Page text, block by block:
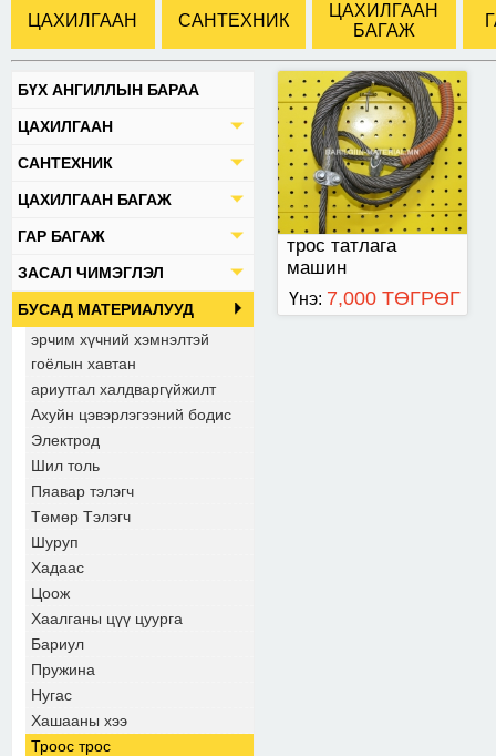
ЦАХИЛГААН САНТЕХНИК
ЦАХИЛГААН
БАГАЖ
БҮХ АНГИЛЛЫН БАРАА
ЦАХИЛГААН
САНТЕХНИК
ЦАХИЛГААН БАГАЖ
ГАР БАГАЖ
ЗАСАЛ ЧИМЭГЛЭЛ
БУСАД МАТЕРИАЛУУД
эрчим хүчний хэмнэлтэй
гоёлын хавтан
ариутгал халдваргүйжилт
Ахуйн цэвэрлэгээний бодис
Электрод
Шил толь
Пяавар тэлэгч
Төмөр Тэлэгч
Шуруп
Хадаас
Цоож
Хаалганы цүү цуурга
Бариул
Пружина
Нугас
Хашааны хээ
Троос трос
трос татлага
машин
Үнэ: 7,000 ТӨГРӨГ